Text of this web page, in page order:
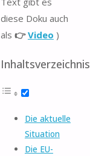
diese Doku auch
als 👉 Video )
Inhaltsverzeichnis
Die aktuelle
Situation
Die EU-